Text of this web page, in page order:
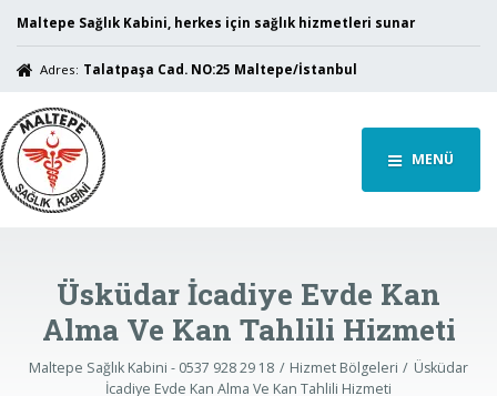
Maltepe Sağlık Kabini, herkes için sağlık hizmetleri sunar
Adres: Talatpaşa Cad. NO:25 Maltepe/İstanbul
MENÜ
Üsküdar İcadiye Evde Kan
Alma Ve Kan Tahlili Hizmeti
Maltepe Sağlık Kabini - 0537 928 29 18 Hizmet Bölgeleri
Üsküdar
İcadiye Evde Kan Alma Ve Kan Tahlili Hizmeti